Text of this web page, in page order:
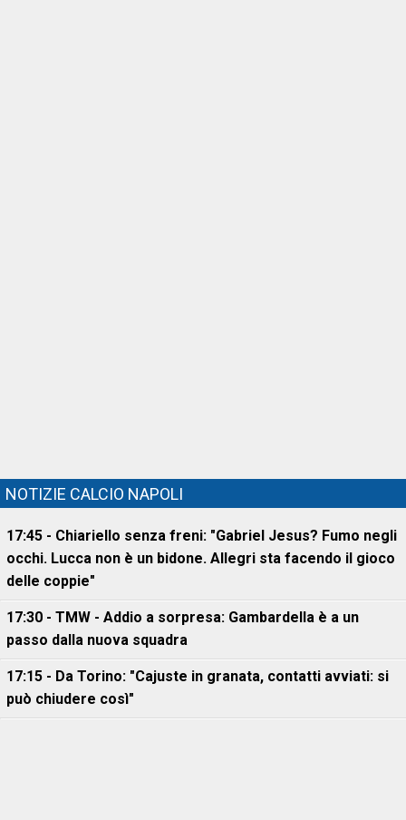
NOTIZIE CALCIO NAPOLI
17:45 - Chiariello senza freni: "Gabriel Jesus? Fumo negli
occhi. Lucca non è un bidone. Allegri sta facendo il gioco
delle coppie"
17:30 - TMW - Addio a sorpresa: Gambardella è a un
passo dalla nuova squadra
17:15 - Da Torino: "Cajuste in granata, contatti avviati: si
può chiudere così"